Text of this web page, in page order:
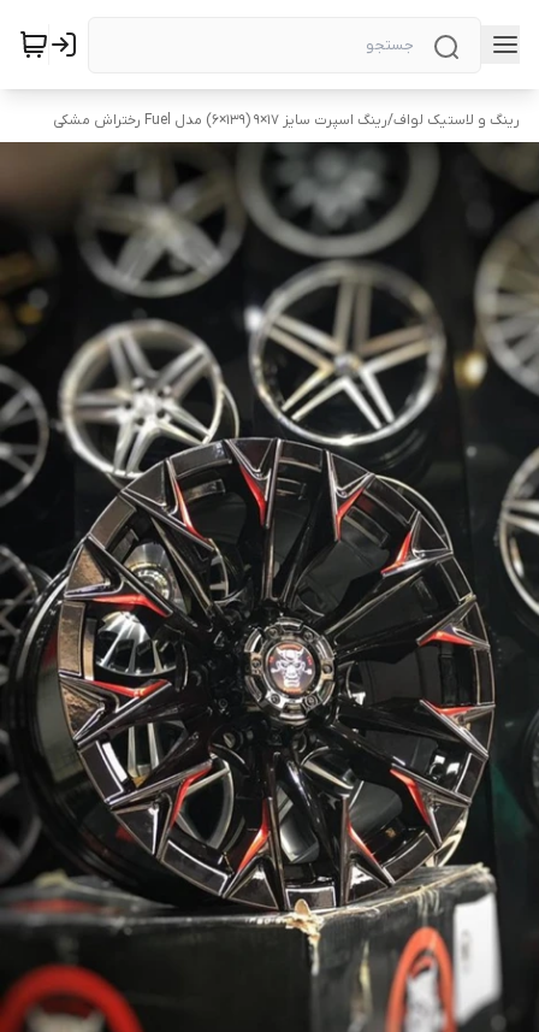
رینگ و لاستیک لواف/رینگ اسپرت سایز ۱۷×۹ (۱۳۹×۶) مدل Fuel رختراش مشکی